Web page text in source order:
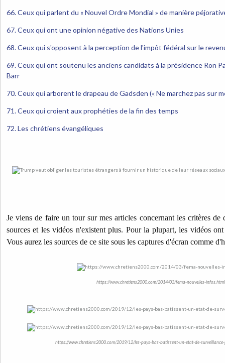
66. Ceux qui parlent du « Nouvel Ordre Mondial » de manière
67. Ceux qui ont une opinion négative des Nations Unies
68. Ceux qui s'opposent à la perception de l'impôt fédéral sur le
69. Ceux qui ont soutenu les anciens candidats à la présidence Ron
Barr
70. Ceux qui arborent le drapeau de Gadsden (« Ne marchez pas sur
71. Ceux qui croient aux prophéties de la fin des temps
72. Les chrétiens évangéliques
Je viens de faire un tour sur mes articles concernant les critères de
sources et les vidéos n'existent plus. Pour la plupart, les vidéos
Vous aurez les sources de ce site sous les captures d'écran comme
https://www.chretiens2000.com/2014/03/fema-nouvelles-infos.html
https://www.chretiens2000.com/2019/12/les-pays-bas-batissent-un-etat-de-